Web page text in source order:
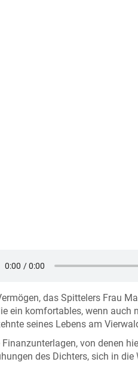
das Spittelers Frau
ein komfortables, wenn auch
seines Lebens am
Finanzunterlagen, von denen
des Dichters, sich in